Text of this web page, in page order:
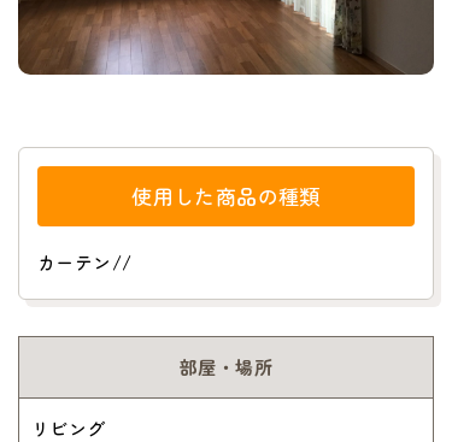
使用した商品の種類
カーテン//
部屋・場所
リビング